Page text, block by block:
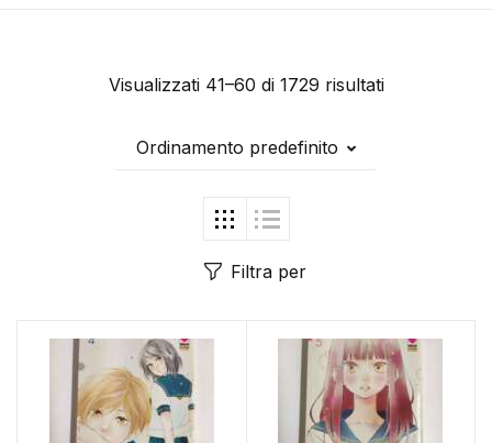
Visualizzati 41–60 di 1729 risultati
Ordinamento predefinito
Filtra per